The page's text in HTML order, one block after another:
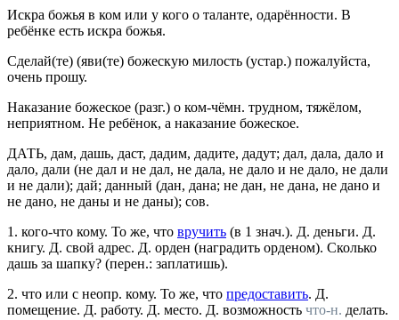
Искра божья в ком или у кого о таланте, одарённости. В
ребёнке есть искра божья.
Сделай(те) (яви(те) божескую милость (устар.) пожалуйста,
очень прошу.
Наказание божеское (разг.) о ком-чёмн. трудном, тяжёлом,
неприятном. Не ребёнок, а наказание божеское.
ДАТЬ, дам, дашь, даст, дадим, дадите, дадут; дал, дала, дало и
дало, дали (не дал и не дал, не дала, не дало и не дало, не дали
и не дали); дай; данный (дан, дана; не дан, не дана, не дано и
не дано, не даны и не даны); сов.
1. кого-что кому. То же, что вручить (в 1 знач.). Д. деньги. Д.
книгу. Д. свой адрес. Д. орден (наградить орденом). Сколько
дашь за шапку? (перен.: заплатишь).
2. что или с неопр. кому. То же, что предоставить. Д.
помещение. Д. работу. Д. место. Д. возможность что-н. делать.